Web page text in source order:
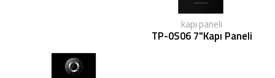
kapı paneli
TP-0S06 7"Kapı Paneli